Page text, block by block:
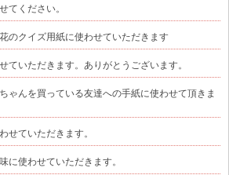
てください。
のクイズ用紙に使わせていただきます
ていただきます。ありがとうございます。
ゃんを買っている友達への手紙に使わせて頂きま
せていただきます。
に使わせていただきます。